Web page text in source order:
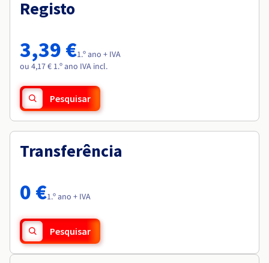
Preços
Roadmap & Changelog
Observabilidade
Roadmap & Changelog
Roadmap & Changelog
Roadmap & Changelog
Roadmap & Changelog
Registo
3,39 €1.º ano + IVA
ou 4,17 € 1.º ano IVA incl.
Pesquisar
Transferência
0 €1.º ano + IVA
Pesquisar